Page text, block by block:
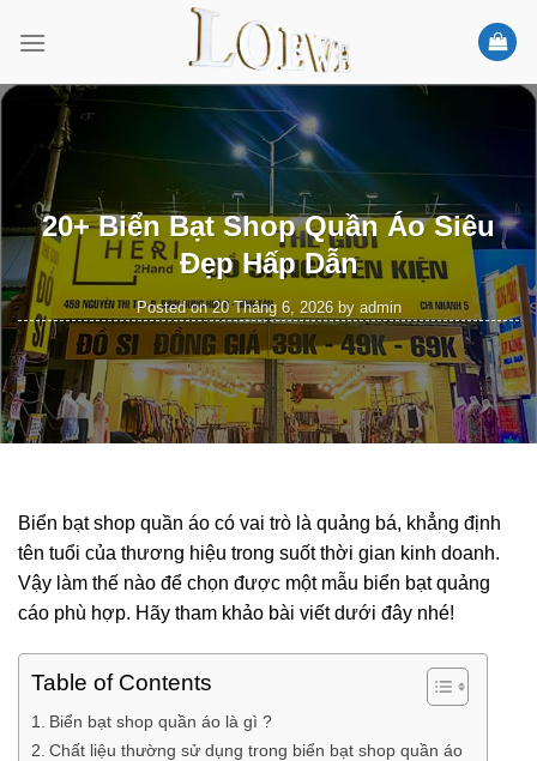
20+ Biển Bạt Shop Quần Áo Siêu
Đẹp Hấp Dẫn
Posted on20 Tháng 6, 2026by admin
Biển bạt shop quần áo có vai trò là quảng bá, khẳng định
tên tuổi của thương hiệu trong suốt thời gian kinh doanh.
Vậy làm thế nào để chọn được một mẫu biển bạt quảng
cáo phù hợp. Hãy tham khảo bài viết dưới đây nhé!
Table of Contents
Biển bạt shop quần áo là gì ?
Chất liệu thường sử dụng trong biển bạt shop quần áo